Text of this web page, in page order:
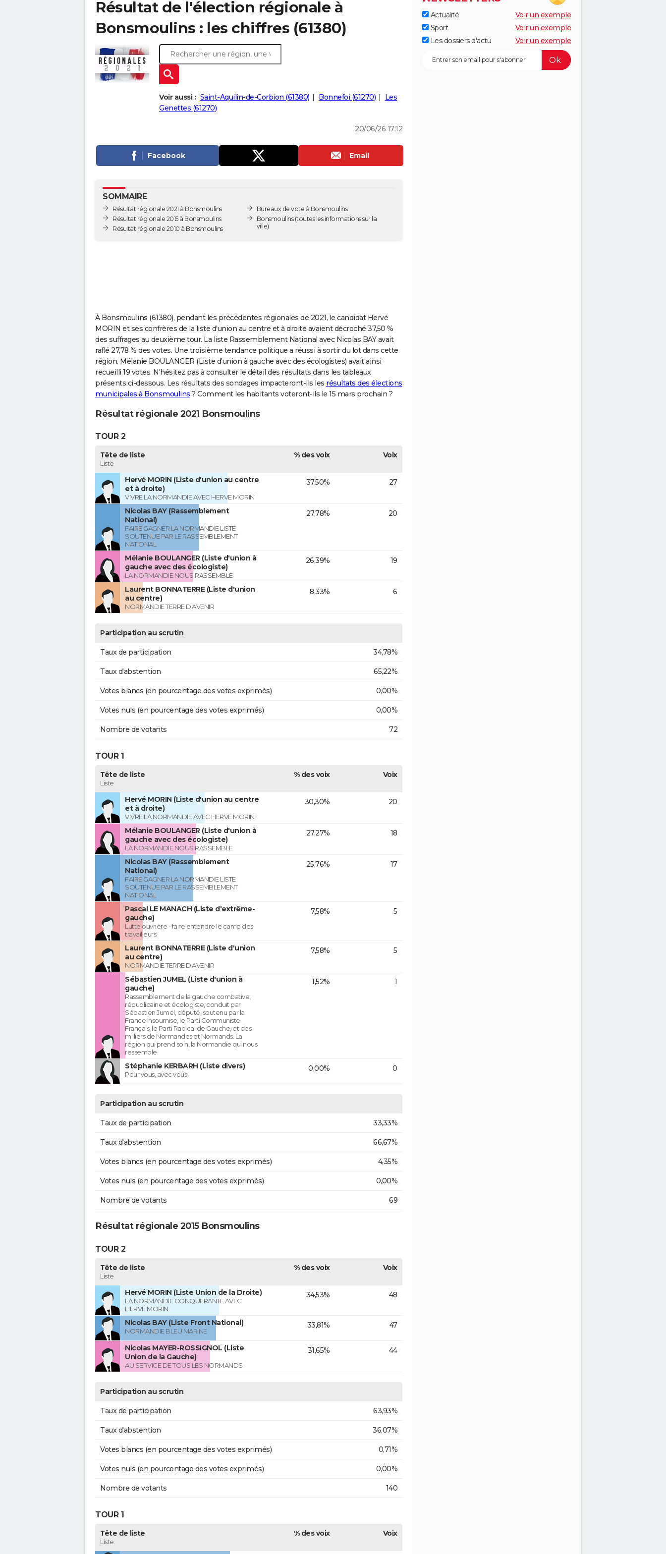
Résultat de l'élection régionale à
Bonsmoulins : les chiffres (61380)
Voir aussi : Saint-Aquilin-de-Corbion (61380) Bonnefoi (61270)
Les
Genettes (61270)
20/06/26 17:12
Facebook Email
SOMMAIRE
Résultat régionale 2021 à Bonsmoulins
Résultat régionale 2015 à Bonsmoulins
Résultat régionale 2010 à Bonsmoulins
Bureaux de vote à Bonsmoulins
Bonsmoulins(toutes les informations sur la
ville)
À Bonsmoulins (61380), pendant les précédentes régionales de 2021, le candidat Hervé
MORIN et ses confrères de la liste d'union au centre et à droite avaient décroché 37,50 %
des suffrages au deuxième tour. La liste Rassemblement National avec Nicolas BAY avait
raflé 27,78 % des votes. Une troisième tendance politique a réussi à sortir du lot dans cette
région. Mélanie BOULANGER (Liste d'union à gauche avec des écologistes) avait ainsi
recueilli 19 votes. N'hésitez pas à consulter le détail des résultats dans les tableaux
présents ci-dessous. Les résultats des sondages impacteront-ils les résultats des élections
municipales à Bonsmoulins ? Comment les habitants voteront-ils le 15 mars prochain ?
Résultat régionale 2021 Bonsmoulins
TOUR 2
Tête de liste
Liste
% des voix Voix
Hervé MORIN (Liste d'union au centre
et à droite)
VIVRE LA NORMANDIE AVEC HERVE MORIN
37,50% 27
Nicolas BAY (Rassemblement
National)
FAIRE GAGNER LA NORMANDIE LISTE
SOUTENUE PAR LE RASSEMBLEMENT
NATIONAL
27,78% 20
Mélanie BOULANGER (Liste d'union à
gauche avec des écologiste)
LA NORMANDIE NOUS RASSEMBLE
26,39% 19
Laurent BONNATERRE (Liste d'union
au centre)
NORMANDIE TERRE D'AVENIR
8,33% 6
Participation au scrutin
Taux de participation 34,78%
Taux d'abstention 65,22%
Votes blancs (en pourcentage des votes exprimés) 0,00%
Votes nuls (en pourcentage des votes exprimés) 0,00%
Nombre de votants 72
TOUR 1
Tête de liste
Liste
% des voix Voix
Hervé MORIN (Liste d'union au centre
et à droite)
VIVRE LA NORMANDIE AVEC HERVE MORIN
30,30% 20
Mélanie BOULANGER (Liste d'union à
gauche avec des écologiste)
LA NORMANDIE NOUS RASSEMBLE
27,27% 18
Nicolas BAY (Rassemblement
National)
FAIRE GAGNER LA NORMANDIE LISTE
SOUTENUE PAR LE RASSEMBLEMENT
NATIONAL
25,76% 17
Pascal LE MANACH (Liste d'extrême-
gauche)
Lutte ouvrière - faire entendre le camp des
travailleurs
7,58% 5
Laurent BONNATERRE (Liste d'union
au centre)
NORMANDIE TERRE D'AVENIR
7,58% 5
Sébastien JUMEL (Liste d'union à
gauche)
Rassemblement de la gauche combative,
républicaine et écologiste, conduit par
Sébastien Jumel, député, soutenu par la
France Insoumise, le Parti Communiste
Français, le Parti Radical de Gauche, et des
milliers de Normandes et Normands. La
région qui prend soin, la Normandie qui nous
ressemble.
1,52% 1
Stéphanie KERBARH (Liste divers)
Pour vous, avec vous
0,00% 0
Participation au scrutin
Taux de participation 33,33%
Taux d'abstention 66,67%
Votes blancs (en pourcentage des votes exprimés) 4,35%
Votes nuls (en pourcentage des votes exprimés) 0,00%
Nombre de votants 69
Résultat régionale 2015 Bonsmoulins
TOUR 2
Tête de liste
Liste
% des voix Voix
Hervé MORIN (Liste Union de la Droite)
LA NORMANDIE CONQUERANTE AVEC
HERVÉ MORIN
34,53% 48
Nicolas BAY (Liste Front National)
NORMANDIE BLEU MARINE
33,81% 47
Nicolas MAYER-ROSSIGNOL (Liste
Union de la Gauche)
AU SERVICE DE TOUS LES NORMANDS
31,65% 44
Participation au scrutin
Taux de participation 63,93%
Taux d'abstention 36,07%
Votes blancs (en pourcentage des votes exprimés) 0,71%
Votes nuls (en pourcentage des votes exprimés) 0,00%
Nombre de votants 140
TOUR 1
Tête de liste
Liste
% des voix Voix
Actualité
Voir un exemple
Sport
Voir un exemple
Les dossiers d'actu
Voir un exemple